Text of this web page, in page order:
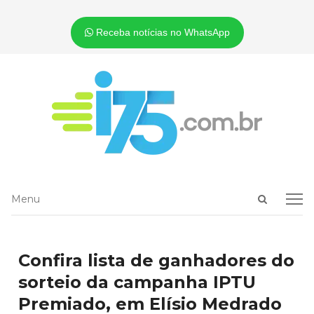
Receba notícias no WhatsApp
Open
Menu
Menu
Confira lista de ganhadores do
sorteio da campanha IPTU
Premiado, em Elísio Medrado